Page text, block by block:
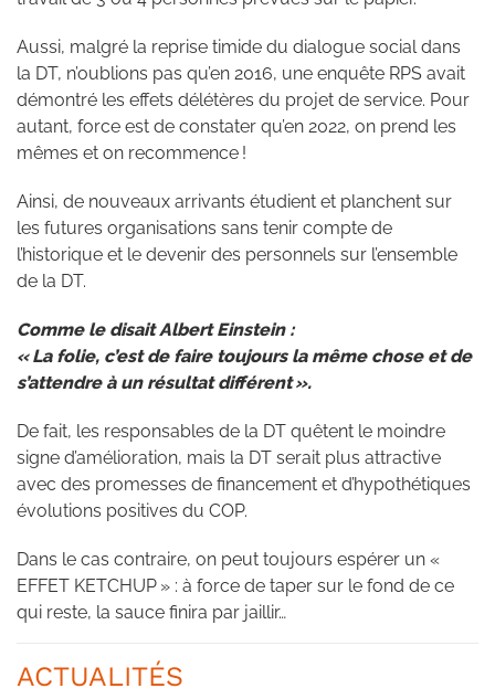
Aussi, malgré la reprise timide du dialogue social dans
la DT, n’oublions pas qu’en 2016, une enquête RPS avait
démontré les effets délétères du projet de service. Pour
autant, force est de constater qu’en 2022, on prend les
mêmes et on recommence !
Ainsi, de nouveaux arrivants étudient et planchent sur
les futures organisations sans tenir compte de
l’historique et le devenir des personnels sur l’ensemble
de la DT.
Comme le disait Albert Einstein :
« La folie, c’est de faire toujours la même chose et de
s’attendre à un résultat différent ».
De fait, les responsables de la DT quêtent le moindre
signe d’amélioration, mais la DT serait plus attractive
avec des promesses de financement et d’hypothétiques
évolutions positives du COP.
Dans le cas contraire, on peut toujours espérer un «
EFFET KETCHUP » : à force de taper sur le fond de ce
qui reste, la sauce finira par jaillir…
ACTUALITÉS